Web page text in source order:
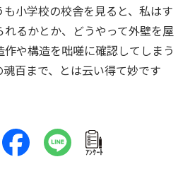
小学校の校舎を見ると、私はす
れるかとか、どうやって外壁を屋
や構造を咄嗟に確認してしまう
百まで、とは云い得て妙です
ｱﾝｹｰﾄ